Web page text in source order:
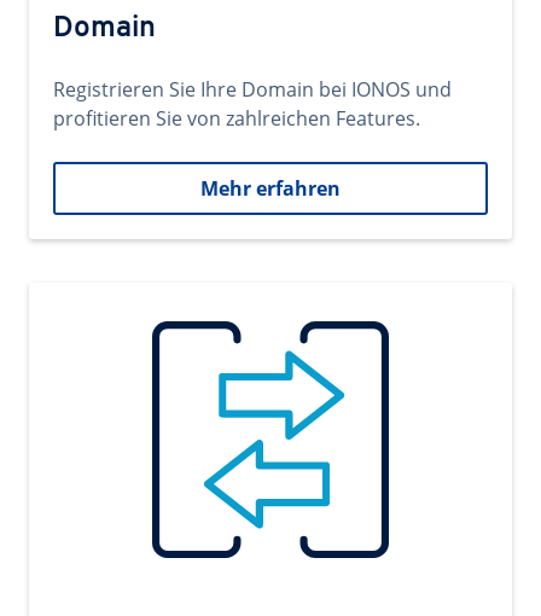
Domain
Registrieren Sie Ihre Domain bei IONOS und
profitieren Sie von zahlreichen Features.
Mehr erfahren